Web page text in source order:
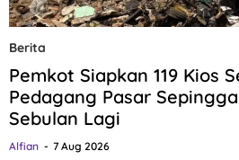
Berita
Pemkot Siapkan 119 Kios
Pedagang Pasar
Sebulan Lagi
Alfian 7 Aug 2026